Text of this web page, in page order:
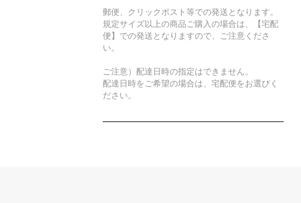
郵便、クリックポスト等での発送となります。
規定サイズ以上の商品ご購入の場合は、【宅配
便】での発送となりますので、ご注意くださ
い。
ご注意）配達日時の指定はできません。
配達日時をご希望の場合は、宅配便をお選びく
ださい。